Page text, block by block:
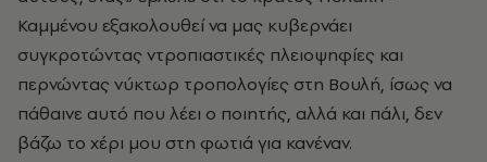
Καμμένου εξακολουθεί να μας κυβερνάει
συγκροτώντας ντροπιαστικές πλειοψηφίες και
περνώντας νύκτωρ τροπολογίες στη Βουλή, ίσως να
πάθαινε αυτό που λέει ο ποιητής, αλλά και πάλι, δεν
βάζω το χέρι μου στη φωτιά για κανέναν.